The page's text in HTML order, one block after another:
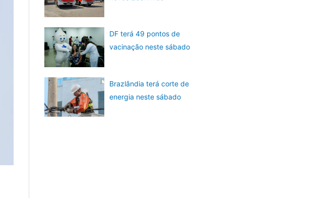
DF terá 49 pontos de
vacinação neste sábado
Brazlândia terá corte de
energia neste sábado